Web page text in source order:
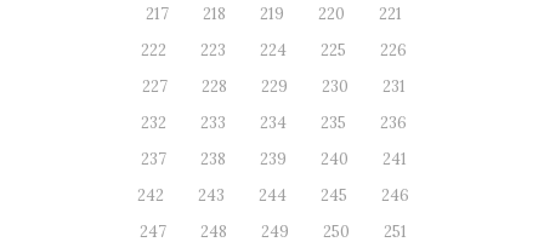
217
218 219 220
221
222
223 224 225
226
227
228 229 230
231
232
233 234 235
236
237
238 239 240
241
242
243 244 245
246
247
248 249 250
251